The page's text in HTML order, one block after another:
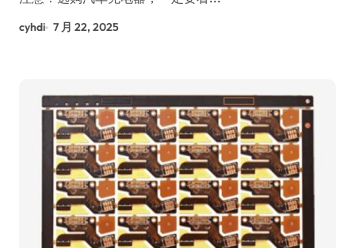
cyhdi 7 月 22, 2025